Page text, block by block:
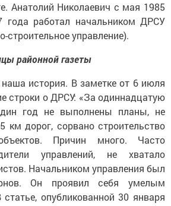
Анатолий Николаевич с мая 1985
года работал начальником ДРСУ
строительное управление).
районной газеты
история. В заметке от 6 июля
строки о ДРСУ: «За одиннадцатую
год не выполнены планы, не
км дорог, сорвано строительство
Причин много. Часто
управлений, не хватало
Начальником управления был
Он проявил себя умелым
опубликованной 30 января